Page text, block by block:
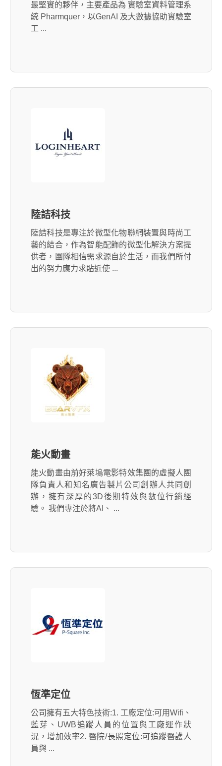
最堅實的夥伴，主要產品為 實驗室資料管理系
統 Pharmquer，以GenAI 及大數據協助實驗室
工 ...
陸詰科技
陸詰科技是專注於微型化物聯網裝置與時尚工
藝的結合，作為智能配飾的微型化解決方案提
供者，團隊相信需求源自於生活，而我們所付
出的努力應力求貼近使 ...
能火動畫
能火動畫由前好萊塢電影特效集團的虛擬人團
隊負責人和知名廣告製片公司創辦人共同創
辦，擁有深厚的3D後期特效與數位行銷經
驗。 我們專注於將AI、 ...
恆準定位
公司擁有五大特色技術:1. 工廠定位:可用Wifi、
藍芽、UWB追蹤人員的位置與工廠運作狀
況，增加效率2. 醫院/長照定位:可追蹤醫護人
員與 ...